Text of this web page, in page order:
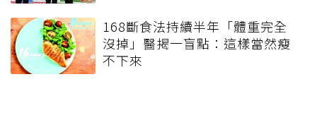
168斷食法持續半年「體重完全
沒掉」醫揭一盲點：這樣當然瘦
不下來